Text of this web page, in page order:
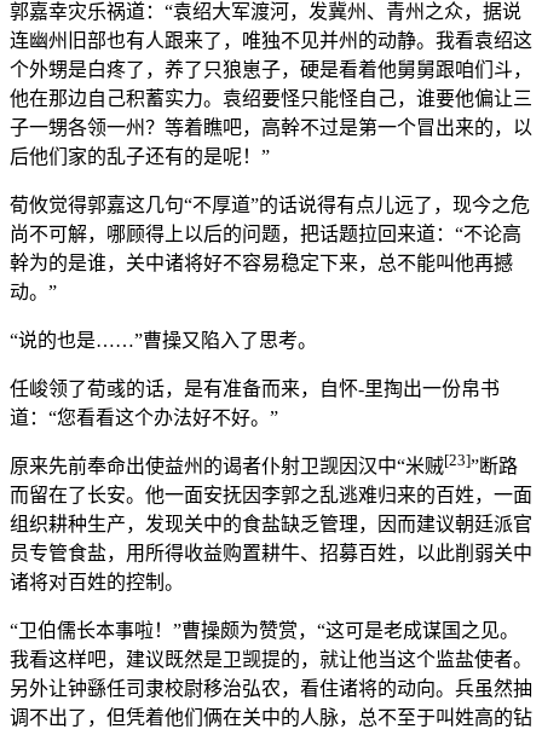
郭嘉幸灾乐祸道：“袁绍大军渡河，发冀州、青州之众，据说
连幽州旧部也有人跟来了，唯独不见并州的动静。我看袁绍这
个外甥是白疼了，养了只狼崽子，硬是看着他舅舅跟咱们斗，
他在那边自己积蓄实力。袁绍要怪只能怪自己，谁要他偏让三
子一甥各领一州？等着瞧吧，高幹不过是第一个冒出来的，以
后他们家的乱子还有的是呢！”
荀攸觉得郭嘉这几句“不厚道”的话说得有点儿远了，现今之危
尚不可解，哪顾得上以后的问题，把话题拉回来道：“不论高
幹为的是谁，关中诸将好不容易稳定下来，总不能叫他再撼
动。”
“说的也是……”曹操又陷入了思考。
任峻领了荀彧的话，是有准备而来，自怀-里掏出一份帛书
道：“您看看这个办法好不好。”
原来先前奉命出使益州的谒者仆射卫觊因汉中“米贼[23]”断路
而留在了长安。他一面安抚因李郭之乱逃难归来的百姓，一面
组织耕种生产，发现关中的食盐缺乏管理，因而建议朝廷派官
员专管食盐，用所得收益购置耕牛、招募百姓，以此削弱关中
诸将对百姓的控制。
“卫伯儒长本事啦！”曹操颇为赞赏，“这可是老成谋国之见。
我看这样吧，建议既然是卫觊提的，就让他当这个监盐使者。
另外让钟繇任司隶校尉移治弘农，看住诸将的动向。兵虽然抽
调不出了，但凭着他们俩在关中的人脉，总不至于叫姓高的钻